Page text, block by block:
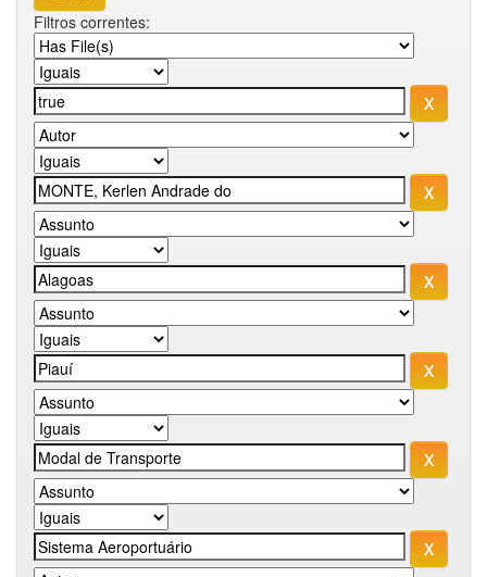
Filtros correntes: